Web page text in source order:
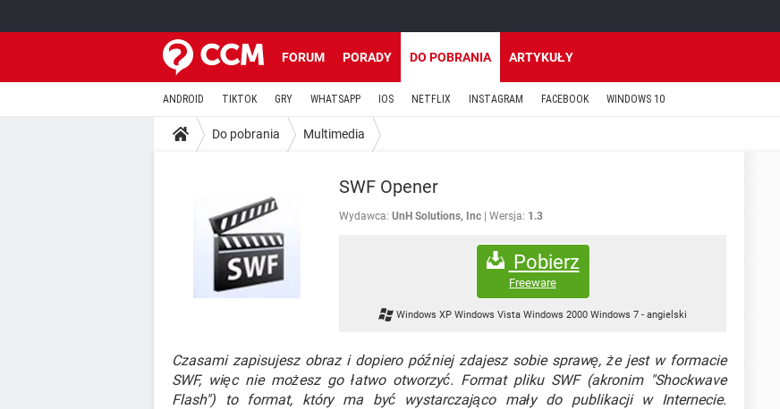
FORUM PORADY DO POBRANIA ARTYKUŁY
ANDROID TIKTOK GRY WHATSAPP IOS NETFLIX INSTAGRAM FACEBOOK WINDOWS 10
Do pobrania Multimedia
SWF Opener
Wydawca: UnH Solutions, Inc Wersja: 1.3
Pobierz
Freeware
Windows XP Windows Vista Windows 2000 Windows 7-angielski
Czasami zapisujesz obraz i dopiero później zdajesz sobie sprawę, że jest w formacie
SWF, więc nie możesz go łatwo otworzyć. Format pliku SWF (akronim "Shockwave
Flash") to format, który ma być wystarczająco mały do publikacji w Internecie.